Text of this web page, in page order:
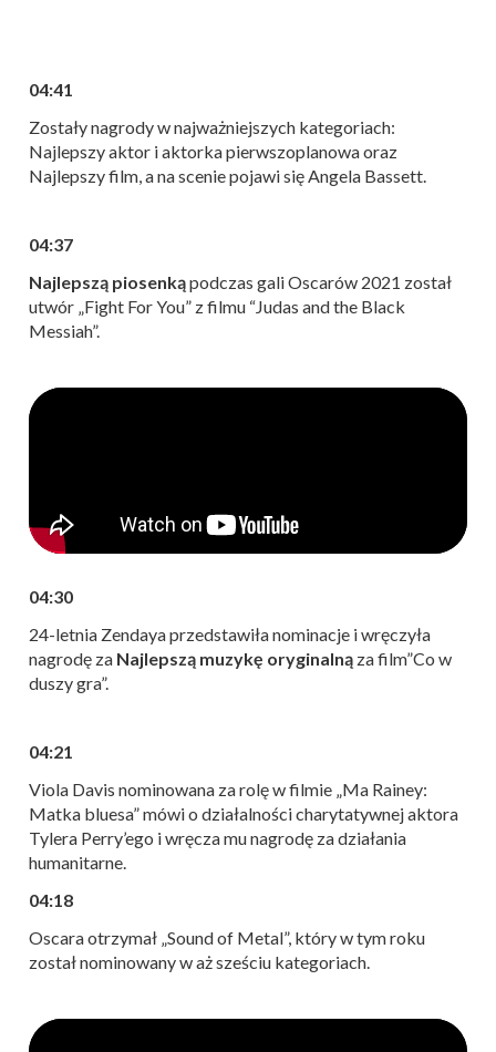
04:41
Zostały nagrody w najważniejszych kategoriach:
Najlepszy aktor i aktorka pierwszoplanowa oraz
Najlepszy film, a na scenie pojawi się Angela Bassett.
04:37
Najlepszą piosenkąpodczas gali Oscarów 2021 został
utwór „Fight For You” z filmu “Judas and the Black
Messiah”.
04:30
24-letnia Zendaya przedstawiła nominacje i wręczyła
nagrodę za Najlepszą muzykę oryginalną za film”Co w
duszy gra”.
04:21
Viola Davis nominowana za rolę w filmie „Ma Rainey:
Matka bluesa” mówi o działalności charytatywnej aktora
Tylera Perry’ego i wręcza mu nagrodę za działania
humanitarne.
04:18
Oscara otrzymał „Sound of Metal”, który w tym roku
został nominowany w aż sześciu kategoriach.